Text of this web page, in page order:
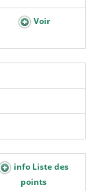
Voir
info Liste des
points